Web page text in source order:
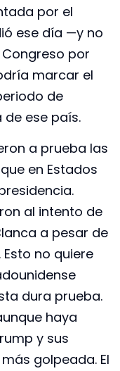
por el
ese día —y no
por
marcar el
de
ese país.
a prueba las
en Estados
al intento de
a pesar de
no quiere
dura prueba.
haya
y sus
golpeada. El